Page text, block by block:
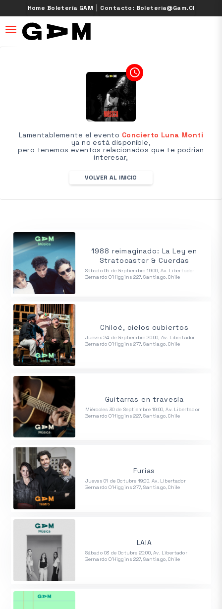
Home Boletería GAM | Contacto: Boleteria@gam.cl
desplegar navegación
access_time
Lamentablemente el evento Concierto Luna Monti
ya no está disponible,
pero tenemos eventos relacionados que te podrian
interesar,
VOLVER AL INICIO
1988 reimaginado: La Ley en
Stratocaster & Cuerdas
Sábado 05 de Septiembre 19:00, Av. Libertador
Bernardo O'Higgins 227, Santiago, Chile
Chiloé, cielos cubiertos
Jueves 24 de Septiembre 20:00, Av. Libertador
Bernardo O'Higgins 277, Santiago, Chile
Guitarras en travesía
Miércoles 30 de Septiembre 19:00, Av. Libertador
Bernardo O'Higgins 227, Santiago, Chile
Furias
Jueves 01 de Octubre 19:00, Av. Libertador
Bernardo O'Higgins 277, Santiago, Chile
LAIA
Sábado 03 de Octubre 20:00, Av. Libertador
Bernardo O'Higgins 227, Santiago, Chile